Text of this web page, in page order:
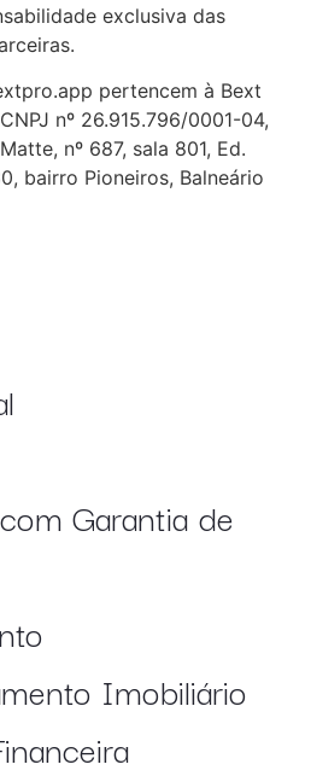
exclusiva das
pertencem à Bext
nº 26.915.796/0001-04,
nº 687, sala 801, Ed.
bairro Pioneiros, Balneário
Garantia de
Imobiliário